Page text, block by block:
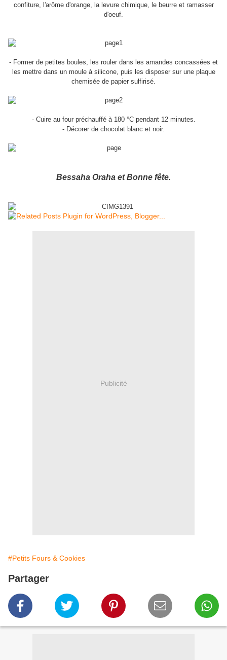
confiture, l'arôme d'orange, la levure chimique, le beurre et ramasser
d'oeuf.
- Former de petites boules, les rouler dans les amandes concassées et
les mettre dans un moule à silicone, puis les disposer sur une plaque
chemisée de papier sulfirisé.
- Cuire au four préchauffé à 180 °C pendant 12 minutes.
- Décorer de chocolat blanc et noir.
Bessaha Oraha et Bonne fête.
Publicité
#Petits Fours & Cookies
Partager